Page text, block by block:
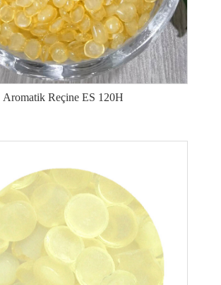
Aromatik Reçine ES 120H